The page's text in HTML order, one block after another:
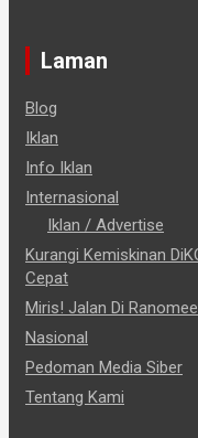
Laman
Blog
Iklan
Info Iklan
Internasional
Iklan / Advertise
Kurangi Kemiskinan
Cepat
Miris! Jalan Di
Nasional
Pedoman Media Siber
Tentang Kami